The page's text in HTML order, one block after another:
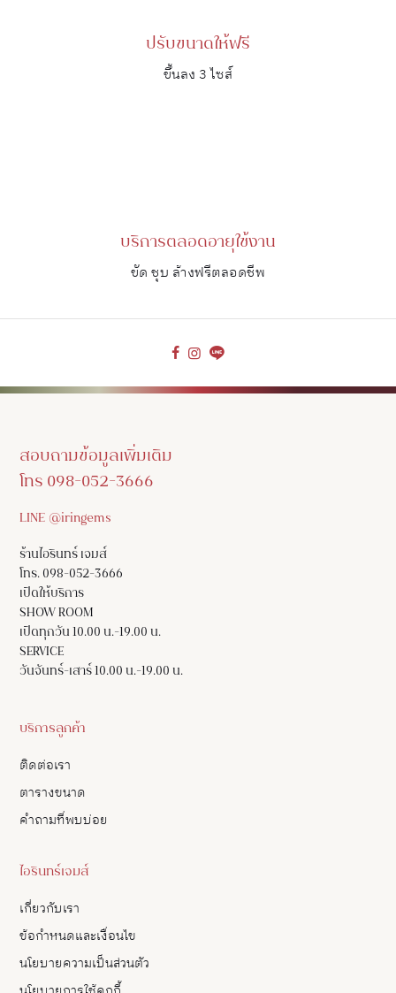
ปรับขนาดให้ฟรี
ขึ้นลง 3 ไซส์
บริการตลอดอายุใช้งาน
ขัด ชุบ ล้างฟรีตลอดชีพ
สอบถามข้อมูลเพิ่มเติม
โทร 098-052-3666
LINE @iringems
ร้านไอรินทร์ เจมส์
โทร. 098-052-3666
เปิดให้บริการ
SHOW ROOM
เปิดทุกวัน 10.00 น.-19.00 น.
SERVICE
วันจันทร์-เสาร์ 10.00 น.-19.00 น.
บริการลูกค้า
ติดต่อเรา
ตารางขนาด
คำถามที่พบบ่อย
ไอรินทร์เจมส์
เกี่ยวกับเรา
ข้อกำหนดและเงื่อนไข
นโยบายความเป็นส่วนตัว